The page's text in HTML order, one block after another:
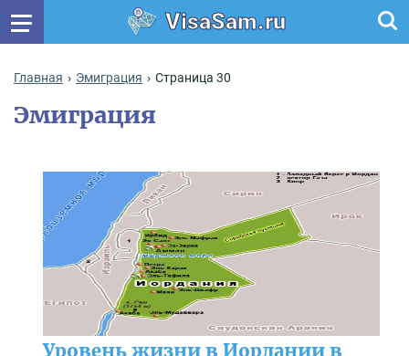
VisaSam.ru
Главная Эмиграция Страница 30
Эмиграция
Уровень жизни в Иордании в